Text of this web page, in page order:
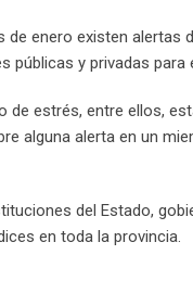
enero existen alertas
y privadas para
estrés, entre ellos,
alguna alerta en un
del Estado,
en toda la provincia.